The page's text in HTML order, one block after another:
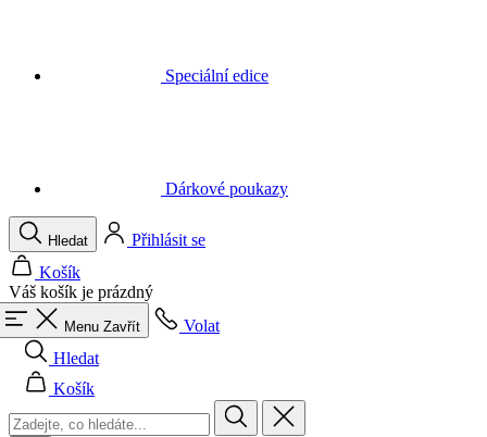
Speciální edice
Dárkové poukazy
Hledat
Přihlásit se
Košík
Váš košík je prázdný
Menu Zavřít
Volat
Hledat
Košík